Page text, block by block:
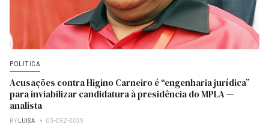
POLITICA
Acusações contra Higino Carneiro é “engenharia jurídica”
para inviabilizar candidatura à presidência do MPLA —
analista
BY LUISA 03-DEZ-2025